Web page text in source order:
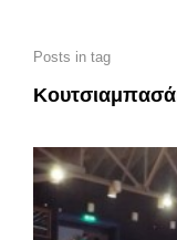
Posts in tag